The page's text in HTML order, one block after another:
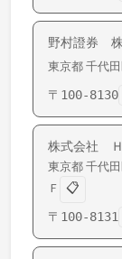
野村證券
東京都 千代
〒 100-8130
株式会社
東京都 千代
Ｆ
📋
〒 100-8131